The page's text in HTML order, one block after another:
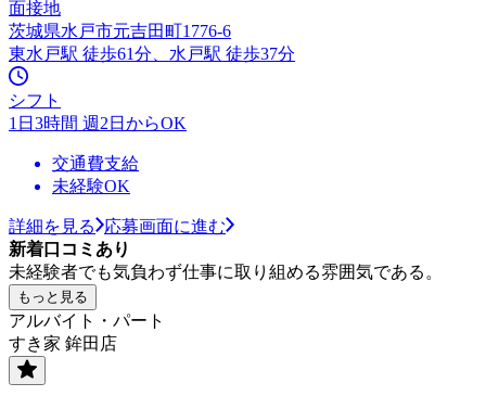
面接地
茨城県水戸市元吉田町1776-6
東水戸駅 徒歩61分、水戸駅 徒歩37分
シフト
1日3時間 週2日からOK
交通費支給
未経験OK
詳細を見る
応募画面に進む
新着口コミあり
未経験者でも気負わず仕事に取り組める雰囲気である。
もっと見る
アルバイト・パート
すき家 鉾田店